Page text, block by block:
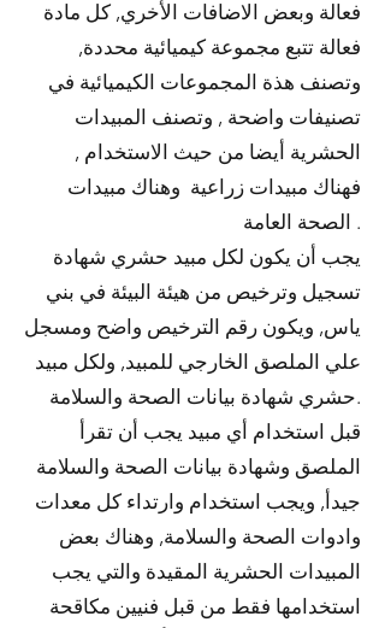
فعالة وبعض الاضافات الأخري, كل مادة
فعالة تتبع مجموعة كيميائية محددة,
وتصنف هذة المجموعات الكيميائية في
تصنيفات واضحة , وتصنف المبيدات
الحشرية أيضا من حيث الاستخدام ,
فهناك مبيدات زراعية وهناك مبيدات
الصحة العامة .
يجب أن يكون لكل مبيد حشري شهادة
تسجيل وترخيص من هيئة البيئة في بني
ياس, ويكون رقم الترخيص واضح ومسجل
علي الملصق الخارجي للمبيد, ولكل مبيد
حشري شهادة بيانات الصحة والسلامة.
قبل استخدام أي مبيد يجب أن تقرأ
الملصق وشهادة بيانات الصحة والسلامة
جيدأ, ويجب استخدام وارتداء كل معدات
وادوات الصحة والسلامة, وهناك بعض
المبيدات الحشرية المقيدة والتي يجب
استخدامها فقط من قبل فنيين مكاقحة